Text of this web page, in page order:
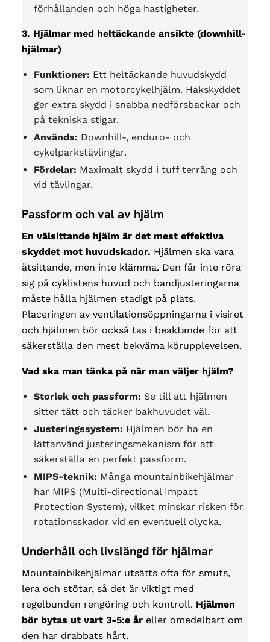
förhållanden och höga hastigheter.
3. Hjälmar med heltäckande ansikte (downhill-
hjälmar)
Funktioner: Ett heltäckande huvudskydd
som liknar en motorcykelhjälm. Hakskyddet
ger extra skydd i snabba nedförsbackar och
på tekniska stigar.
Används: Downhill-, enduro- och
cykelparkstävlingar.
Fördelar: Maximalt skydd i tuff terräng och
vid tävlingar.
Passform och val av hjälm
En välsittande hjälm är det mest effektiva
skyddet mot huvudskador. Hjälmen ska vara
åtsittande, men inte klämma. Den får inte röra
sig på cyklistens huvud och bandjusteringarna
måste hålla hjälmen stadigt på plats.
Placeringen av ventilationsöppningarna i visiret
och hjälmen bör också tas i beaktande för att
säkerställa den mest bekväma körupplevelsen.
Vad ska man tänka på när man väljer hjälm?
Storlek och passform: Se till att hjälmen
sitter tätt och täcker bakhuvudet väl.
Justeringssystem: Hjälmen bör ha en
lättanvänd justeringsmekanism för att
säkerställa en perfekt passform.
MIPS-teknik: Många mountainbikehjälmar
har MIPS (Multi-directional Impact
Protection System), vilket minskar risken för
rotationsskador vid en eventuell olycka.
Underhåll och livslängd för hjälmar
Mountainbikehjälmar utsätts ofta för smuts,
lera och stötar, så det är viktigt med
regelbunden rengöring och kontroll. Hjälmen
bör bytas ut vart 3-5:e år eller omedelbart om
den har drabbats hårt.